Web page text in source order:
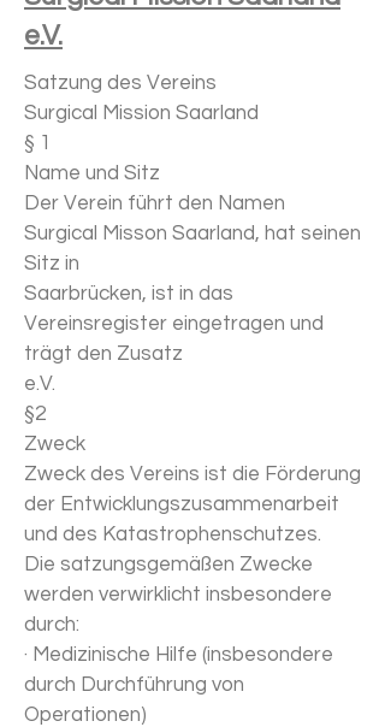
e.V.
Satzung des Vereins
Surgical Mission Saarland
§ 1
Name und Sitz
Der Verein führt den Namen
Surgical Misson Saarland, hat seinen
Sitz in
Saarbrücken, ist in das
Vereinsregister eingetragen und
trägt den Zusatz
e.V.
§2
Zweck
Zweck des Vereins ist die Förderung
der Entwicklungszusammenarbeit
und des Katastrophenschutzes.
Die satzungsgemäßen Zwecke
werden verwirklicht insbesondere
durch:
· Medizinische Hilfe (insbesondere
durch Durchführung von
Operationen)